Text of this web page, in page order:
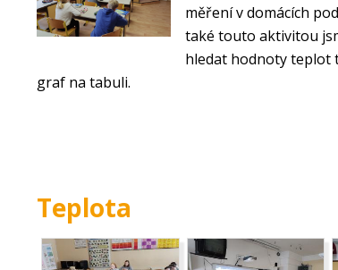
měření v domácích
také touto aktivitou
hledat hodnoty teplot
graf na tabuli.
Teplota